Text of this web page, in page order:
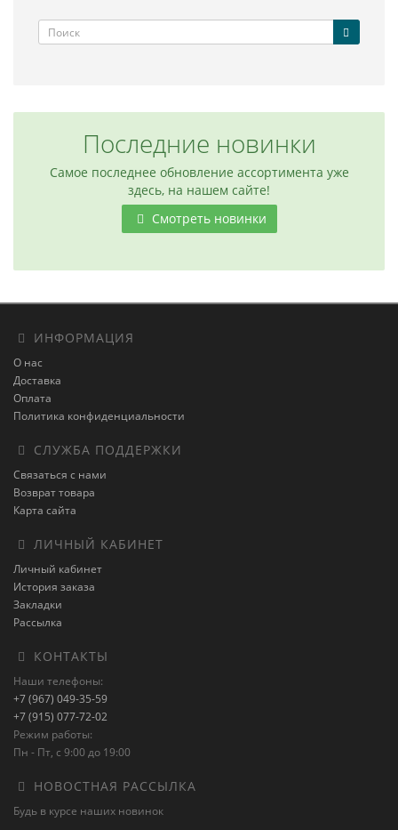
Последние новинки
Самое последнее обновление ассортимента уже
здесь, на нашем сайте!
Смотреть новинки
ИНФОРМАЦИЯ
О нас
Доставка
Оплата
Политика конфиденциальности
СЛУЖБА ПОДДЕРЖКИ
Связаться с нами
Возврат товара
Карта сайта
ЛИЧНЫЙ КАБИНЕТ
Личный кабинет
История заказа
Закладки
Рассылка
КОНТАКТЫ
Наши телефоны:
+7 (967) 049-35-59
+7 (915) 077-72-02
Режим работы:
Пн - Пт, с 9:00 до 19:00
НОВОСТНАЯ РАССЫЛКА
Будь в курсе наших новинок